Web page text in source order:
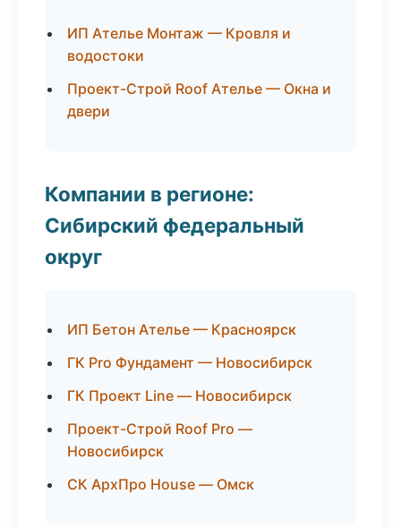
ИП Ателье Монтаж — Кровля и
водостоки
Проект-Строй Roof Ателье — Окна и
двери
Компании в регионе:
Сибирский федеральный
округ
ИП Бетон Ателье — Красноярск
ГК Pro Фундамент — Новосибирск
ГК Проект Line — Новосибирск
Проект-Строй Roof Pro —
Новосибирск
СК АрхПро House — Омск